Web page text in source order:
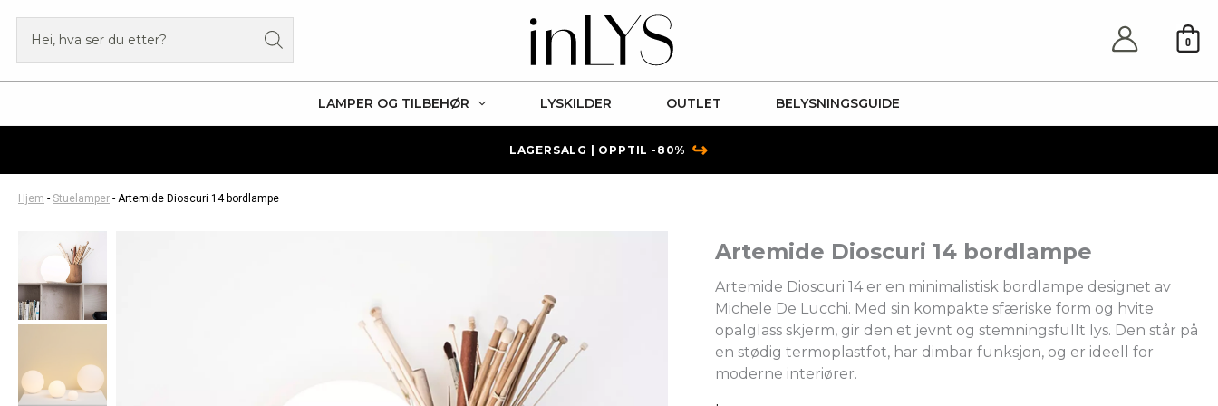
innholdet
search
0
LAMPER OG TILBEHØR LYSKILDER OUTLET BELYSNINGSGUIDE
LAGERSALG | OPPTIL -80% ↪
Hjem - Stuelamper - Artemide Dioscuri 14 bordlampe
Artemide Dioscuri 14 bordlampe
Artemide Dioscuri 14 er en minimalistisk bordlampe designet av
Michele De Lucchi. Med sin kompakte sfæriske form og hvite
opalglass skjerm, gir den et jevnt og stemningsfullt lys. Den står på
en stødig termoplastfot, har dimbar funksjon, og er ideell for
moderne interiører.